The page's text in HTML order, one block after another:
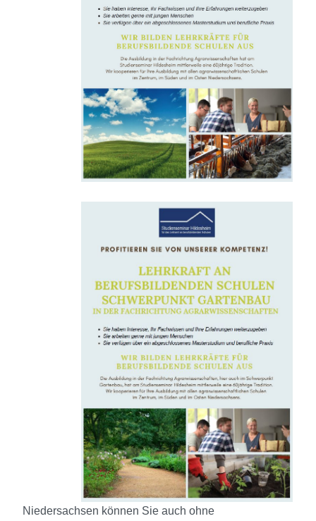
Niedersachsen können Sie auch ohne